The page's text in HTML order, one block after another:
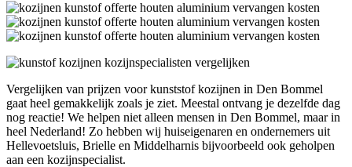
Vergelijken van prijzen voor kunststof kozijnen in Den Bommel
gaat heel gemakkelijk zoals je ziet. Meestal ontvang je dezelfde dag
nog reactie! We helpen niet alleen mensen in Den Bommel, maar in
heel Nederland! Zo hebben wij huiseigenaren en ondernemers uit
Hellevoetsluis, Brielle en Middelharnis bijvoorbeeld ook geholpen
aan een kozijnspecialist.